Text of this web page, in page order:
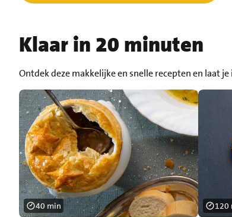
Klaar in 20 minuten
Ontdek deze makkelijke en snelle recepten en laat
40 min 120